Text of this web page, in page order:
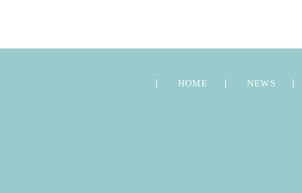
HOME NEWS